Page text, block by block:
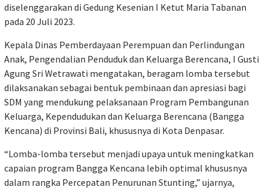
diselenggarakan di Gedung Kesenian I Ketut Maria Tabanan
pada 20 Juli 2023.
Kepala Dinas Pemberdayaan Perempuan dan Perlindungan
Anak, Pengendalian Penduduk dan Keluarga Berencana, I Gusti
Agung Sri Wetrawati mengatakan, beragam lomba tersebut
dilaksanakan sebagai bentuk pembinaan dan apresiasi bagi
SDM yang mendukung pelaksanaan Program Pembangunan
Keluarga, Kependudukan dan Keluarga Berencana (Bangga
Kencana) di Provinsi Bali, khususnya di Kota Denpasar.
“Lomba-lomba tersebut menjadi upaya untuk meningkatkan
capaian program Bangga Kencana lebih optimal khususnya
dalam rangka Percepatan Penurunan Stunting,” ujarnya,